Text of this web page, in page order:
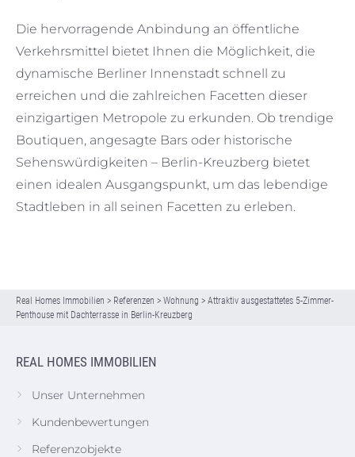
Die hervorragende Anbindung an öffentliche
Verkehrsmittel bietet Ihnen die Möglichkeit, die
dynamische Berliner Innenstadt schnell zu
erreichen und die zahlreichen Facetten dieser
einzigartigen Metropole zu erkunden. Ob trendige
Boutiquen, angesagte Bars oder historische
Sehenswürdigkeiten – Berlin-Kreuzberg bietet
einen idealen Ausgangspunkt, um das lebendige
Stadtleben in all seinen Facetten zu erleben.
Real Homes Immobilien > Referenzen > Wohnung > Attraktiv ausgestattetes 5-Zimmer-
Penthouse mit Dachterrasse in Berlin-Kreuzberg
REAL HOMES IMMOBILIEN
Unser Unternehmen
Kundenbewertungen
Referenzobjekte